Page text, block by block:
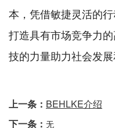
本，凭借敏捷灵活的
打造具有市场竞争力
技的力量助力社会发展
上一条： BEHLKE介绍
下一条： 无